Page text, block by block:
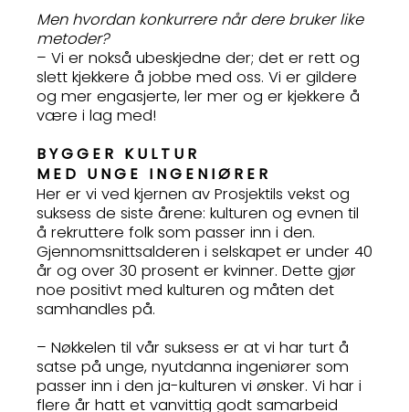
Men hvordan konkurrere når dere bruker like
metoder?
– Vi er nokså ubeskjedne der; det er rett og
slett kjekkere å jobbe med oss. Vi er gildere
og mer engasjerte, ler mer og er kjekkere å
være i lag med!
BYGGER KULTUR
MED UNGE INGENIØRER
Her er vi ved kjernen av Prosjektils vekst og
suksess de siste årene: kulturen og evnen til
å rekruttere folk som passer inn i den.
Gjennomsnittsalderen i selskapet er under 40
år og over 30 prosent er kvinner. Dette gjør
noe positivt med kulturen og måten det
samhandles på.
– Nøkkelen til vår suksess er at vi har turt å
satse på unge, nyutdanna ingeniører som
passer inn i den ja-kulturen vi ønsker. Vi har i
flere år hatt et vanvittig godt samarbeid